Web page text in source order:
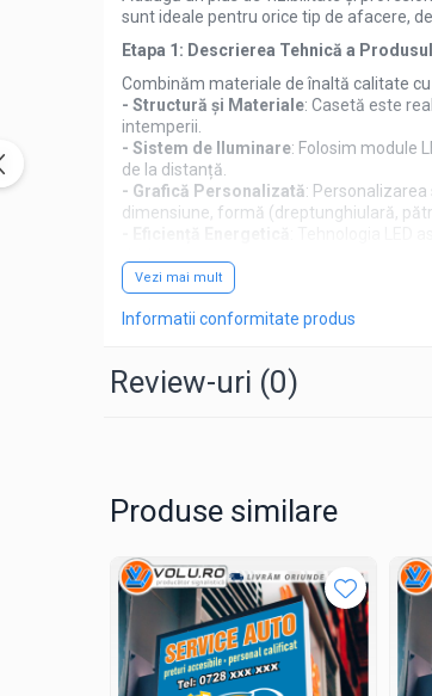
sunt ideale pentru orice tip de afacere,
Etapa 1: Descrierea Tehnică a
Combinăm materiale de înaltă calitate
- Structură și Materiale: Casetă este
intemperii.
- Sistem de Iluminare: Folosim module
de la distanță.
- Grafică Personalizată:
dimensiune, formă (dreptunghiulară,
- Design : Profilul subțire și finisajele de
Etapa 2: Montaj
- Instalare Simplă și Sigură
Transformă-ți spațiul comercial și atrage
Contactează-ne pentru a discuta
Află mai multeșicomandă acum
Whatsapp: 0757 021 262
Vezi mai mult
Informatii conformitate produs
Review-uri (0)
Produse similare